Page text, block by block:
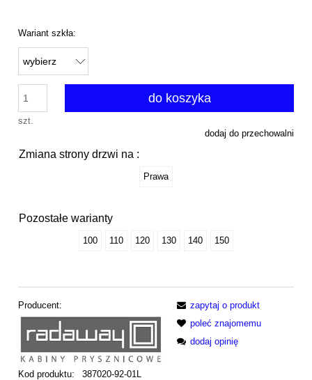
Wariant szkła:
szt.
do koszyka
dodaj do przechowalni
Zmiana strony drzwi na :
Prawa
Pozostałe warianty
100 110 120 130 140 150
Producent:
Kod produktu: 387020-92-01L
zapytaj o produkt
poleć znajomemu
dodaj opinię